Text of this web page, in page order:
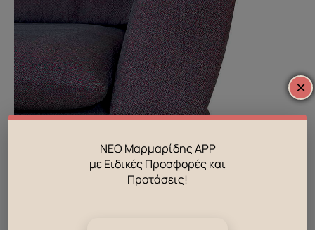
×
ΝΕΟ Μαρμαρίδης APP
με Ειδικές Προσφορές και
Προτάσεις!